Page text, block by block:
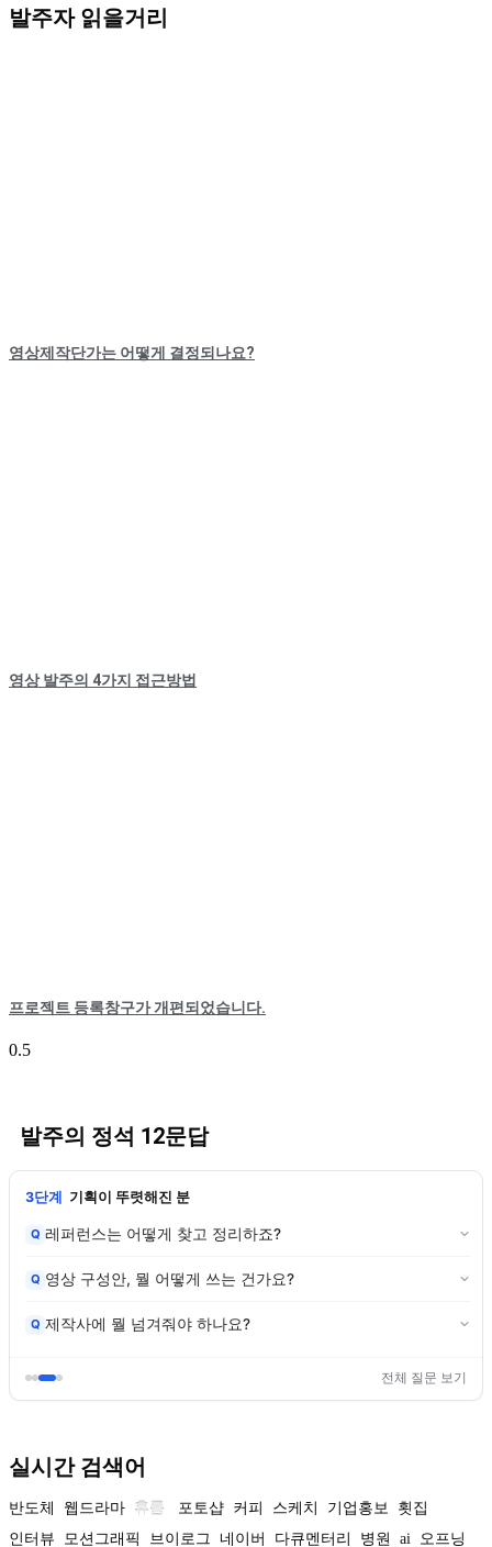
발주자 읽을거리
영상제작단가는 어떻게 결정되나요?
영상 발주의 4가지 접근방법
프로젝트 등록창구가 개편되었습니다.
발주의 정석 12문답
3단계 기획이 뚜렷해진 분
Q 레퍼런스는 어떻게 찾고 정리하죠?
Q 영상 구성안, 뭘 어떻게 쓰는 건가요?
Q 제작사에 뭘 넘겨줘야 하나요?
전체 질문 보기
실시간 검색어
반도체 웹드라마 휴롬 포토샵 커피 스케치 기업홍보
횟집
인터뷰
모션그래픽 브이로그 네이버 다큐멘터리 병원 ai
오프닝